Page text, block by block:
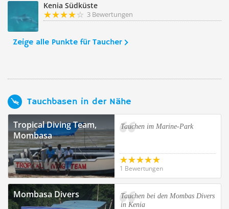
Kenia Südküste
3 Bewertungen
Zeige alle Punkte für Taucher
Tauchbasen in der Nähe
Tropical Diving Team,
Mombasa
Tauchen im Marine-Park
1 Bewertungen
Mombasa Divers
Tauchen bei den Mombas Divers
in Kenia